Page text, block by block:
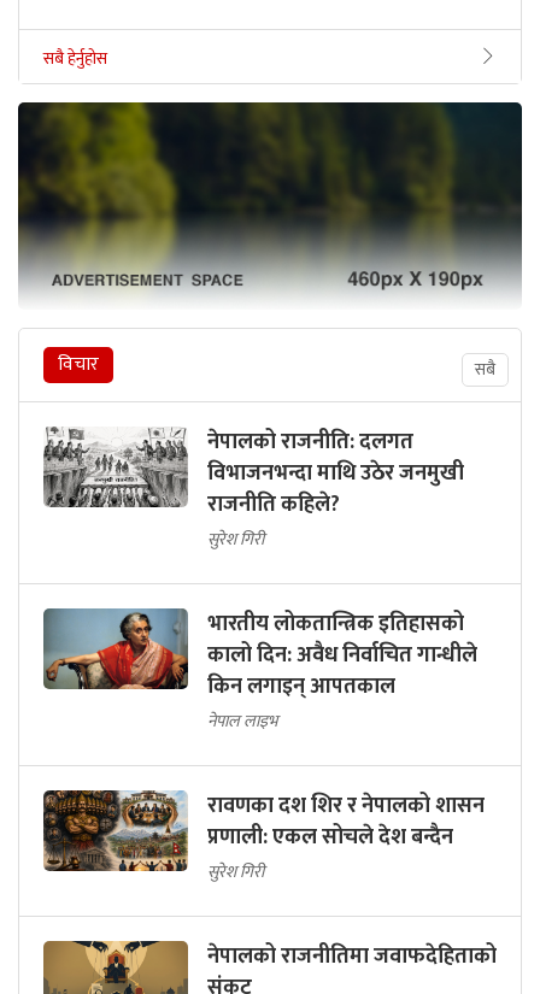
सबै हेर्नुहोस
विचार सबै
नेपालको राजनीति: दलगत
विभाजनभन्दा माथि उठेर जनमुखी
राजनीति कहिले?
सुरेश गिरी
भारतीय लोकतान्त्रिक इतिहासको
कालो दिन: अवैध निर्वाचित गान्धीले
किन लगाइन् आपतकाल
नेपाल लाइभ
रावणका दश शिर र नेपालको शासन
प्रणाली: एकल सोचले देश बन्दैन
सुरेश गिरी
नेपालको राजनीतिमा जवाफदेहिताको